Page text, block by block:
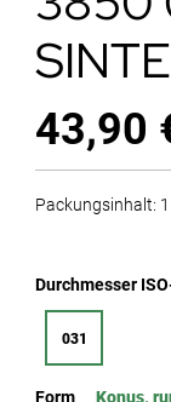
43,90
Packungsinhalt:
Durchmesser
031
Form Konus,